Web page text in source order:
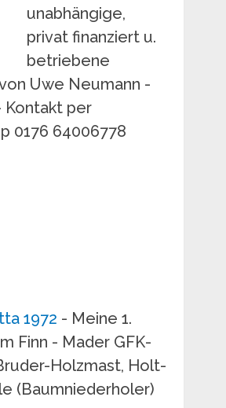
unabhängige,
privat finanziert u.
betriebene
Uwe Neumann -
Kontakt per
0176 64006778
1972 - Meine 1.
Finn - Mader GFK-
Holzmast, Holt-
(Baumniederholer)